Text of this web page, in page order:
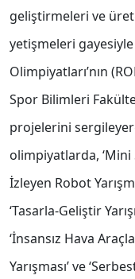
geliştirmeleri ve
yetişmeleri
Olimpiyatları’nın
Spor Bilimleri
projelerini
olimpiyatlarda, ‘Mini
İzleyen Robot
‘Tasarla-Geliştir
‘İnsansız Hava
Yarışması’ ve